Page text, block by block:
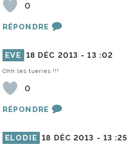
0
RÉPONDRE
EVE 18 DÉC 2013 -13 :02
Ohh les tueries !!!
0
RÉPONDRE
ELODIE 18 DÉC 2013 - 13 :25